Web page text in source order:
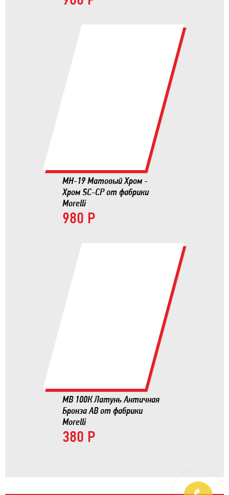
MH-19 Матовый Хром -
Хром SC-CP от фабрики
Morelli
980 Р
MB 100К Латунь Античная
Бронза AB от фабрики
Morelli
380 Р